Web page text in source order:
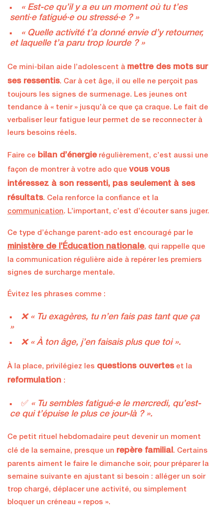
« Est-ce qu’il y a eu un moment où tu t’es
senti·e fatigué·e ou stressé·e ? »
« Quelle activité t’a donné envie d’y retourner,
et laquelle t’a paru trop lourde ? »
Ce mini-bilan aide l’adolescent à mettre des mots sur
ses ressentis. Car à cet âge, il ou elle ne perçoit pas
toujours les signes de surmenage. Les jeunes ont
tendance à « tenir » jusqu’à ce que ça craque. Le fait de
verbaliser leur fatigue leur permet de se reconnecter à
leurs besoins réels.
Faire ce bilan d’énergie régulièrement, c’est aussi une
façon de montrer à votre ado que vous vous
intéressez à son ressenti, pas seulement à ses
résultats. Cela renforce la confiance et la
communication. L’important, c’est d’écouter sans juger.
Ce type d’échange parent-ado est encouragé par le
ministère de l’Éducation nationale, qui rappelle que
la communication régulière aide à repérer les premiers
signes de surcharge mentale.
Évitez les phrases comme :
❌ « Tu exagères, tu n’en fais pas tant que ça
»
❌ « À ton âge, j’en faisais plus que toi ».
À la place, privilégiez les questions ouvertes et la
reformulation :
✅ « Tu sembles fatigué·e le mercredi, qu’est-
ce qui t’épuise le plus ce jour-là ? ».
Ce petit rituel hebdomadaire peut devenir un moment
clé de la semaine, presque un repère familial. Certains
parents aiment le faire le dimanche soir, pour préparer la
semaine suivante en ajustant si besoin : alléger un soir
trop chargé, déplacer une activité, ou simplement
bloquer un créneau « repos ».